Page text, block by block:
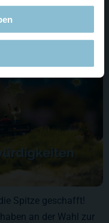
Spitze geschafft!
an der Wahl zur